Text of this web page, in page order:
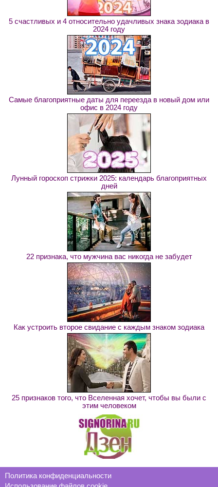
5 счастливых и 4 относительно удачливых знака зодиака в
2024 году
Самые благоприятные даты для переезда в новый дом или
офис в 2024 году
Лунный гороскоп стрижки 2025: календарь благоприятных
дней
22 признака, что мужчина вас никогда не забудет
Как устроить второе свидание с каждым знаком зодиака
25 признаков того, что Вселенная хочет, чтобы вы были с
этим человеком
Политика конфиденциальности